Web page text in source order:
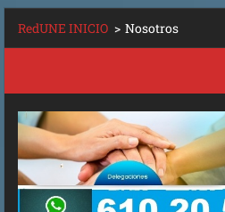
RedUNE INICIO > Nosotros